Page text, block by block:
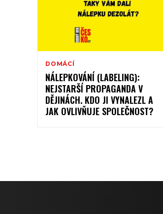
DOMÁCÍ
NÁLEPKOVÁNÍ (LABELING):
NEJSTARŠÍ PROPAGANDA V
DĚJINÁCH. KDO JI VYNALEZL A
JAK OVLIVŇUJE SPOLEČNOST?